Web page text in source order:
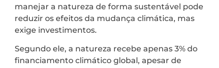
manejar a natureza de forma sustentável pode
reduzir os efeitos da mudança climática, mas
exige investimentos.
Segundo ele, a natureza recebe apenas 3% do
financiamento climático global, apesar de